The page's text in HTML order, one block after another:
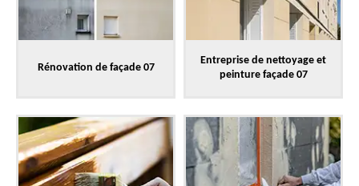
Rénovation de façade 07
Entreprise de nettoyage et
peinture façade 07